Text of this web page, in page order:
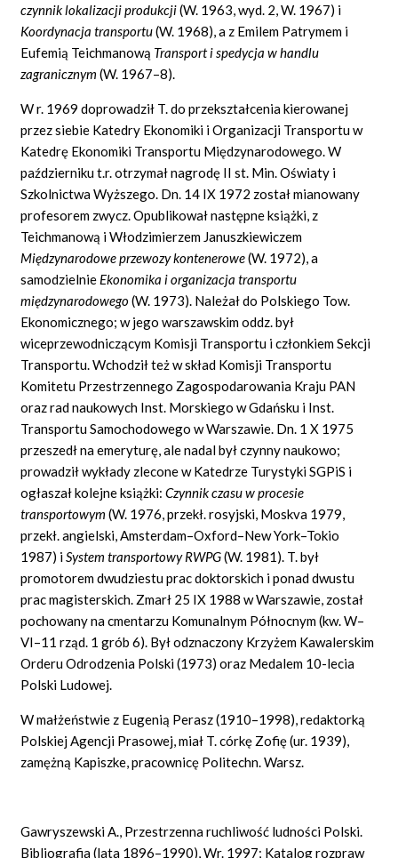
czynnik lokalizacji produkcji(W. 1963, wyd. 2, W. 1967) i
Koordynacja transportu(W. 1968), a z Emilem Patrymem i
Eufemią Teichmanową Transport i spedycja w handlu
zagranicznym(W. 1967–8).
W r. 1969 doprowadził T. do przekształcenia kierowanej
przez siebie Katedry Ekonomiki i Organizacji Transportu w
Katedrę Ekonomiki Transportu Międzynarodowego. W
październiku t.r. otrzymał nagrodę II st. Min. Oświaty i
Szkolnictwa Wyższego. Dn. 14 IX 1972 został mianowany
profesorem zwycz. Opublikował następne książki, z
Teichmanową i Włodzimierzem Januszkiewiczem
Międzynarodowe przewozy kontenerowe(W. 1972), a
samodzielnie Ekonomika i organizacja transportu
międzynarodowego(W. 1973). Należał do Polskiego Tow.
Ekonomicznego; w jego warszawskim oddz. był
wiceprzewodniczącym Komisji Transportu i członkiem Sekcji
Transportu. Wchodził też w skład Komisji Transportu
Komitetu Przestrzennego Zagospodarowania Kraju PAN
oraz rad naukowych Inst. Morskiego w Gdańsku i Inst.
Transportu Samochodowego w Warszawie. Dn. 1 X 1975
przeszedł na emeryturę, ale nadal był czynny naukowo;
prowadził wykłady zlecone w Katedrze Turystyki SGPiS i
ogłaszał kolejne książki:Czynnik czasu w procesie
transportowym(W. 1976, przekł. rosyjski, Moskva 1979,
przekł. angielski, Amsterdam–Oxford–New York–Tokio
1987) iSystem transportowy RWPG(W. 1981). T. był
promotorem dwudziestu prac doktorskich i ponad dwustu
prac magisterskich. Zmarł 25 IX 1988 w Warszawie, został
pochowany na cmentarzu Komunalnym Północnym (kw. W–
VI–11 rząd. 1 grób 6). Był odznaczony Krzyżem Kawalerskim
Orderu Odrodzenia Polski (1973) oraz Medalem 10-lecia
Polski Ludowej.
W małżeństwie z Eugenią Perasz (1910–1998), redaktorką
Polskiej Agencji Prasowej, miał T. córkę Zofię (ur. 1939),
zamężną Kapiszke, pracownicę Politechn. Warsz.
Gawryszewski A., Przestrzenna ruchliwość ludności Polski.
Bibliografia (lata 1896–1990), Wr. 1997; Katalog rozpraw